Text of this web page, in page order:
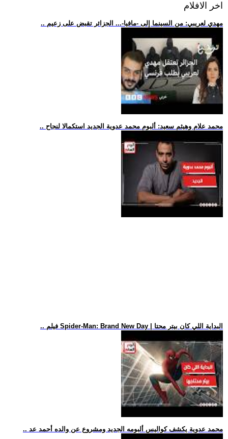
اخر الافلام
.. مهدي لعريبي: من السينما إلى -مافيا-... الجزائر تقبض على زعيم
.. محمد علام وهيثم سعيد: ألبوم محمد عدوية الجديد استكمالا لنجاح
.. فيلم Spider-Man: Brand New Day | البداية اللي كان بيتر محتا
.. محمد عدوية يكشف كواليس ألبومه الجديد ومشروع عن والده أحمد عد